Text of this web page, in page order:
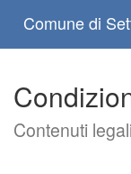
Comune di
Contenuti